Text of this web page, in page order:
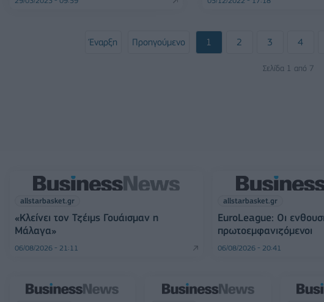
Έναρξη Προηγούμενο 1 2 3 4
Σελίδα 1 από 7
allstarbasket.gr
«Κλείνει τον Τζέιμς Γουάισμαν η
Μάλαγα»
06/08/2026 - 21:11
allstarbasket.gr
EuroLeague: Οι
πρωτοεμφανιζόμενοι
06/08/2026 - 20:41